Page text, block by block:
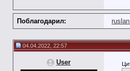
Поблагодарил:
04.04.2022, 22:57
User